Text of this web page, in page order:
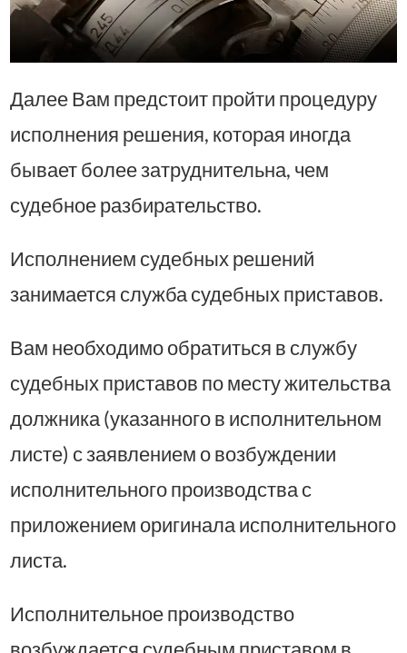
Далее Вам предстоит пройти процедуру
исполнения решения, которая иногда
бывает более затруднительна, чем
судебное разбирательство.
Исполнением судебных решений
занимается служба судебных приставов.
Вам необходимо обратиться в службу
судебных приставов по месту жительства
должника (указанного в исполнительном
листе) с заявлением о возбуждении
исполнительного производства с
приложением оригинала исполнительного
листа.
Исполнительное производство